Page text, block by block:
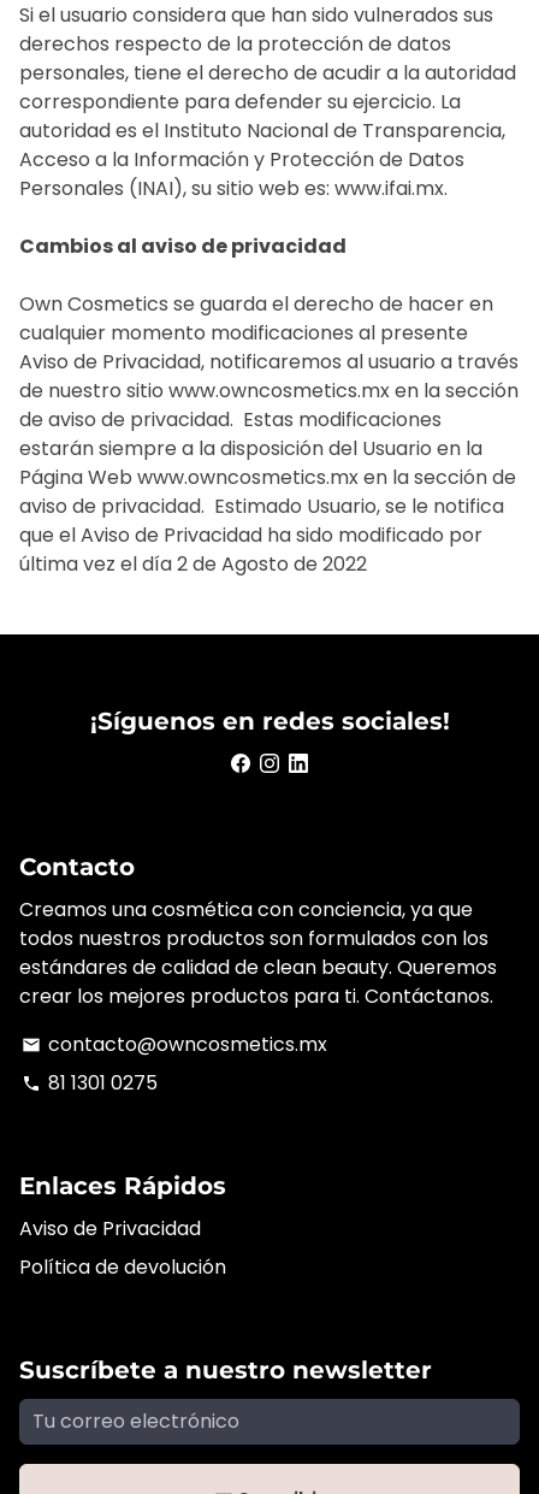
Si el usuario considera que han sido vulnerados sus
derechos respecto de la protección de datos
personales, tiene el derecho de acudir a la autoridad
correspondiente para defender su ejercicio. La
autoridad es el Instituto Nacional de Transparencia,
Acceso a la Información y Protección de Datos
Personales (INAI), su sitio web es: www.ifai.mx.
Cambios al aviso de privacidad
Own Cosmetics se guarda el derecho de hacer en
cualquier momento modificaciones al presente
Aviso de Privacidad, notificaremos al usuario a través
de nuestro sitio www.owncosmetics.mx en la sección
de aviso de privacidad. ‍ Estas modificaciones
estarán siempre a la disposición del Usuario en la
Página Web www.owncosmetics.mx en la sección de
aviso de privacidad. ‍ Estimado Usuario, se le notifica
que el Aviso de Privacidad ha sido modificado por
última vez el día 2 de Agosto de 2022
¡Síguenos en redes sociales!
Contacto
Creamos una cosmética con conciencia, ya que
todos nuestros productos son formulados con los
estándares de calidad de clean beauty. Queremos
crear los mejores productos para ti. Contáctanos.
email contacto@owncosmetics.mx
phone 81 1301 0275
Enlaces Rápidos
Aviso de Privacidad
Política de devolución
Suscríbete a nuestro newsletter